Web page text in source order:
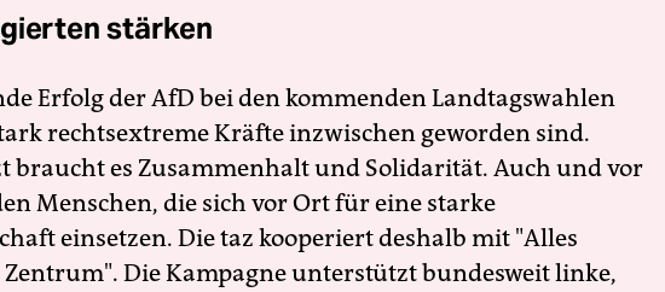
stärken
Erfolg der AfD bei den kommenden Landtagswahlen
rechtsextreme Kräfte inzwischen geworden sind.
braucht es Zusammenhalt und Solidarität. Auch und vor
Menschen, die sich vor Ort für eine starke
einsetzen. Die taz kooperiert deshalb mit "Alles
Die Kampagne unterstützt bundesweit linke,